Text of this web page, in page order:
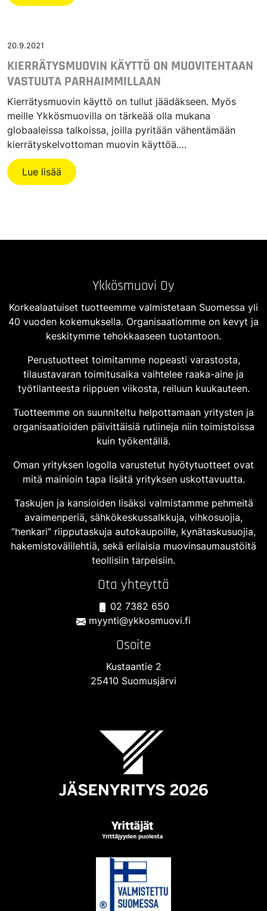
20.9.2021
KIERRÄTYSMUOVIN KÄYTTÖ ON MUOVITEHTAAN
VASTUUTA PARHAIMMILLAAN
Kierrätysmuovin käyttö on tullut jäädäkseen. Myös
meille Ykkösmuovilla on tärkeää olla mukana
globaaleissa talkoissa, joilla pyritään vähentämään
kierrätyskelvottoman muovin käyttöä.…
Lue lisää
Ykkösmuovi Oy
Korkealaatuiset tuotteemme valmistetaan Suomessa yli
40 vuoden kokemuksella. Organisaatiomme on kevyt ja
keskitymme tehokkaaseen tuotantoon.
Perustuotteet toimitamme nopeasti varastosta,
tilaustavaran toimitusaika vaihtelee raaka-aine ja
työtilanteesta riippuen viikosta, reiluun kuukauteen.
Tuotteemme on suunniteltu helpottamaan yritysten ja
organisaatioiden päivittäisiä rutiineja niin toimistoissa
kuin työkentällä.
Oman yrityksen logolla varustetut hyötytuotteet ovat
mitä mainioin tapa lisätä yrityksen uskottavuutta.
Taskujen ja kansioiden lisäksi valmistamme pehmeitä
avaimenperiä, sähkökeskussalkkuja, vihkosuojia,
”henkari” riipputaskuja autokaupoille, kynätaskusuojia,
hakemistovälilehtiä, sekä erilaisia muovinsaumaustöitä
teollisiin tarpeisiin.
Ota yhteyttä
02 7382 650
myynti@ykkosmuovi.fi
Osoite
Kustaantie 2
25410 Suomusjärvi